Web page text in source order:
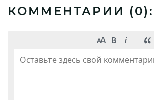
КОММЕНТАРИИ (0):